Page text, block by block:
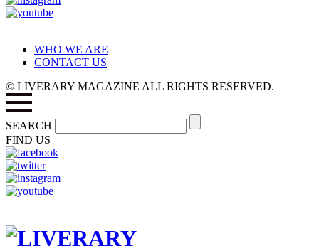
WHO WE ARE
CONTACT US
© LIVERARY MAGAZINE ALL RIGHTS RESERVED.
SEARCH
FIND US